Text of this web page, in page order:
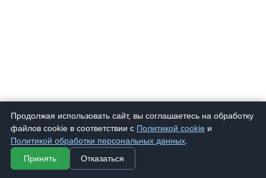
Продолжая использовать сайт, вы соглашаетесь на обработку
файлов cookie в соответствии с Политикой cookie и
Политикой обработки персональных данных
Принять
Отказаться